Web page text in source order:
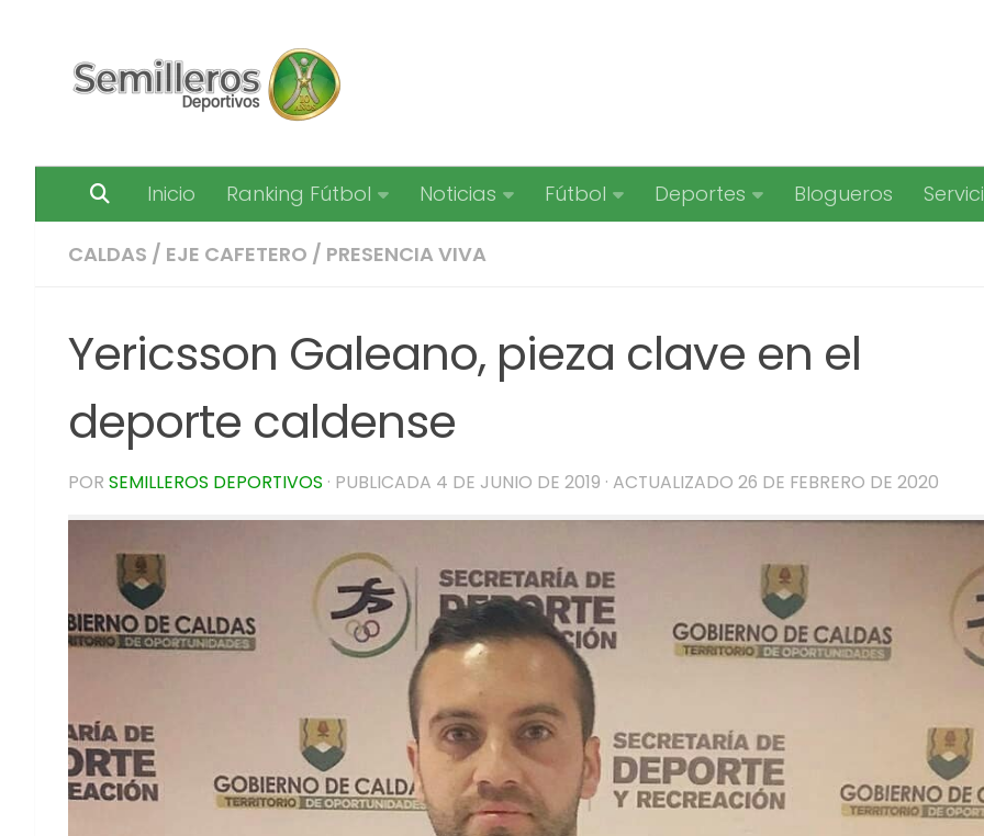
Inicio Ranking Fútbol Noticias Fútbol Deportes Blogueros
CALDAS / EJE CAFETERO / PRESENCIA VIVA
Yericsson Galeano, pieza clave en el
deporte caldense
POR SEMILLEROS DEPORTIVOS · PUBLICADA 4 DE JUNIO DE 2019 · ACTUALIZADO 26 DE FEBRERO DE 2020